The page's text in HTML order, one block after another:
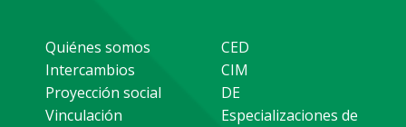
Quiénes somos
Intercambios
Proyección social
Vinculación
CED
CIM
DE
Especializaciones de